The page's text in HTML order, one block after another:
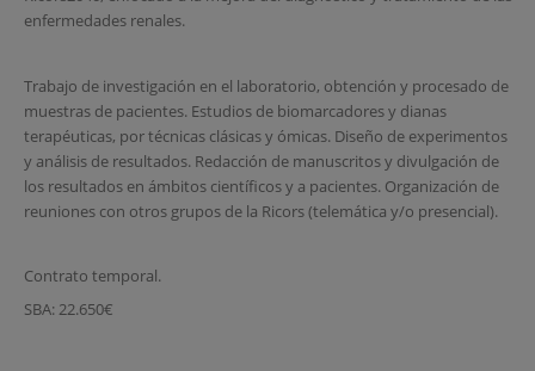
enfermedades renales.
Trabajo de investigación en el laboratorio, obtención y procesado de
muestras de pacientes. Estudios de biomarcadores y dianas
terapéuticas, por técnicas clásicas y ómicas. Diseño de experimentos
y análisis de resultados. Redacción de manuscritos y divulgación de
los resultados en ámbitos científicos y a pacientes. Organización de
reuniones con otros grupos de la Ricors (telemática y/o presencial).
Contrato temporal.
SBA: 22.650€